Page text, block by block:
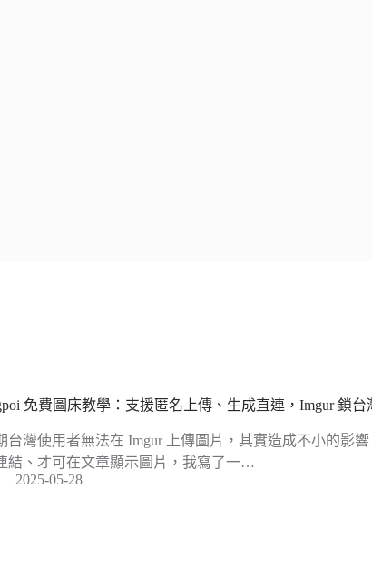
免費圖床教學：支援匿名上傳、生成直連，Imgur 鎖
台灣使用者無法在 Imgur 上傳圖片，其實造成不小的影
結、才可在文章顯示圖片，我寫了一…
2025-05-28